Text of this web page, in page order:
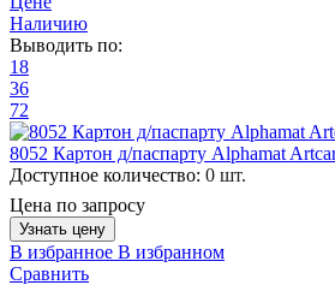
Наличию
Выводить по:
18
36
72
8052 Картон д/паспарту Alphamat
Доступное количество: 0 шт.
Цена по запросу
Узнать цену
В избранное В избранном
Сравнить